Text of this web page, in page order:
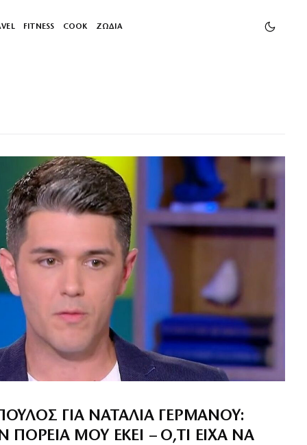
FITNESS COOK ΖΩΔΙΑ
ΓΙΑ ΝΑΤΑΛΊΑ ΓΕΡΜΑΝΟΎ:
ΜΟΥ ΕΚΕΊ – Ό,ΤΙ ΕΊΧΑ ΝΑ